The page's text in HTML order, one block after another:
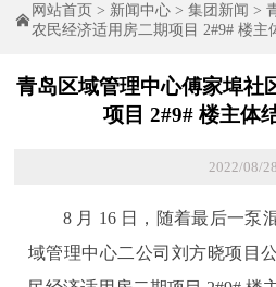

网站首页 > 新闻中心 > 集团新闻 >
农民经济适用房二期项目 2#9# 楼主
青岛区域管理中心傅家埠社
项目 2#9# 楼主体
2022/08/28
8 月 16 日，随着最后一泵
域管理中心二公司刘方晓项目